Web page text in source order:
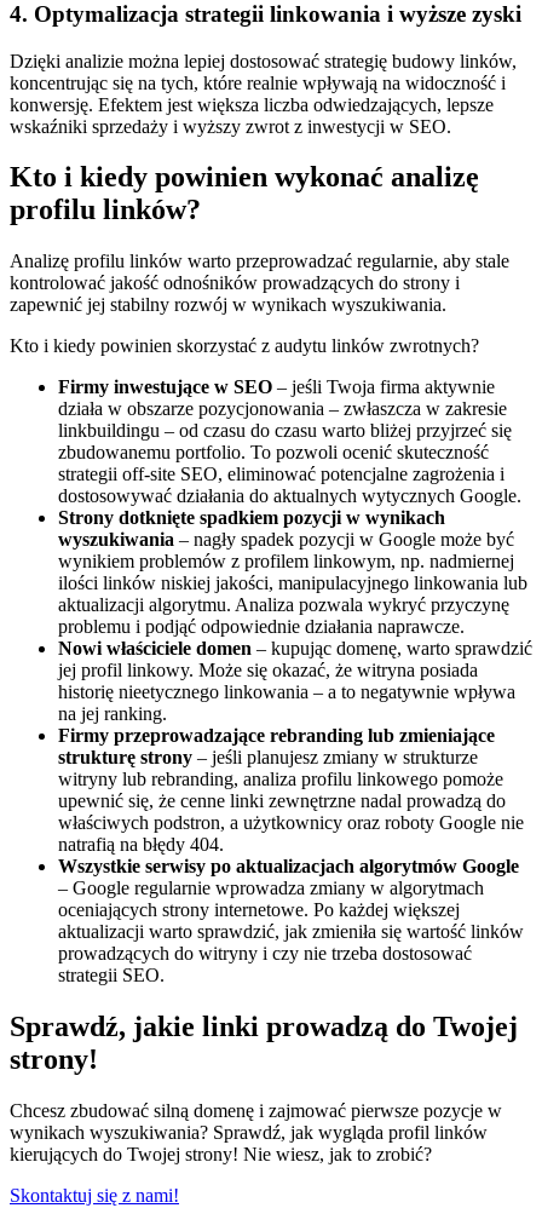
4. Optymalizacja strategii linkowania i wyższe zyski
Dzięki analizie można lepiej dostosować strategię budowy linków,
koncentrując się na tych, które realnie wpływają na widoczność i
konwersję. Efektem jest większa liczba odwiedzających, lepsze
wskaźniki sprzedaży i wyższy zwrot z inwestycji w SEO.
Kto i kiedy powinien wykonać analizę
profilu linków?
Analizę profilu linków warto przeprowadzać regularnie, aby stale
kontrolować jakość odnośników prowadzących do strony i
zapewnić jej stabilny rozwój w wynikach wyszukiwania.
Kto i kiedy powinien skorzystać z audytu linków zwrotnych?
Firmy inwestujące w SEO – jeśli Twoja firma aktywnie
działa w obszarze pozycjonowania – zwłaszcza w zakresie
linkbuildingu – od czasu do czasu warto bliżej przyjrzeć się
zbudowanemu portfolio. To pozwoli ocenić skuteczność
strategii off-site SEO, eliminować potencjalne zagrożenia i
dostosowywać działania do aktualnych wytycznych Google.
Strony dotknięte spadkiem pozycji w wynikach
wyszukiwania – nagły spadek pozycji w Google może być
wynikiem problemów z profilem linkowym, np. nadmiernej
ilości linków niskiej jakości, manipulacyjnego linkowania lub
aktualizacji algorytmu. Analiza pozwala wykryć przyczynę
problemu i podjąć odpowiednie działania naprawcze.
Nowi właściciele domen – kupując domenę, warto sprawdzić
jej profil linkowy. Może się okazać, że witryna posiada
historię nieetycznego linkowania – a to negatywnie wpływa
na jej ranking.
Firmy przeprowadzające rebranding lub zmieniające
strukturę strony – jeśli planujesz zmiany w strukturze
witryny lub rebranding, analiza profilu linkowego pomoże
upewnić się, że cenne linki zewnętrzne nadal prowadzą do
właściwych podstron, a użytkownicy oraz roboty Google nie
natrafią na błędy 404.
Wszystkie serwisy po aktualizacjach algorytmów Google
– Google regularnie wprowadza zmiany w algorytmach
oceniających strony internetowe. Po każdej większej
aktualizacji warto sprawdzić, jak zmieniła się wartość linków
prowadzących do witryny i czy nie trzeba dostosować
strategii SEO.
Sprawdź, jakie linki prowadzą do Twojej
strony!
Chcesz zbudować silną domenę i zajmować pierwsze pozycje w
wynikach wyszukiwania? Sprawdź, jak wygląda profil linków
kierujących do Twojej strony! Nie wiesz, jak to zrobić?
Skontaktuj się z nami!